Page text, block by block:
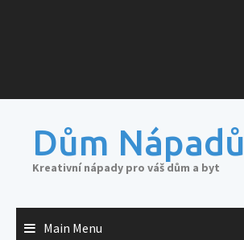
Dům Nápadů
Kreativní nápady pro váš dům a byt
Main Menu